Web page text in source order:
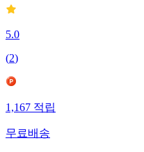
5.0
(2)
1,167 적립
무료배송